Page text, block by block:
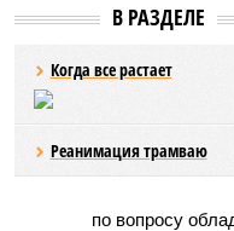
В РАЗДЕЛЕ
Когда все растает
Реанимация трамваю
по вопросу